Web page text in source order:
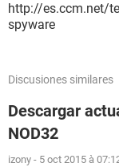
http://es.ccm.net/
spyware
Discusiones similares
Descargar
NOD32
izony - 5 oct 2015 à